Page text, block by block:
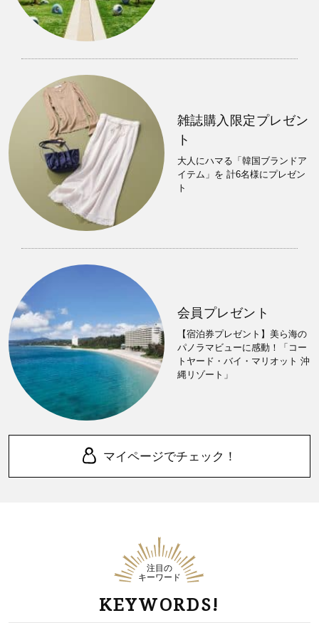
雑誌購入限定プレゼン
ト
大人にハマる「韓国ブランドア
イテム」を 計6名様にプレゼン
ト
会員プレゼント
【宿泊券プレゼント】美ら海の
パノラマビューに感動！「コー
トヤード・バイ・マリオット 沖
縄リゾート」
マイページでチェック！
注目の
キーワード
KEYWORDS!